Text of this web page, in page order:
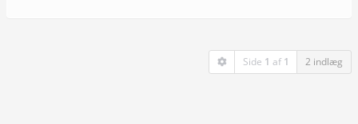
Side 1 af 1 2 indlæg